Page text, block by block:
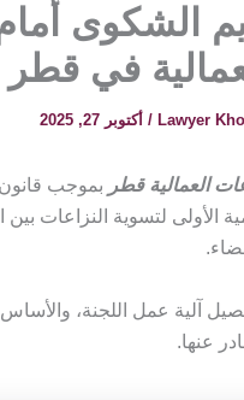
الشكوى
في قطر
/ أكتوبر 27, 2025
العمالية قطر
الأولى لتسوية
آلية عمل اللجنة، والأساس
عنها.